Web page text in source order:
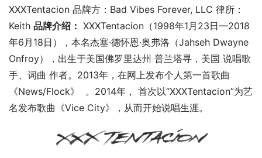
XXXTentacion 品牌方：Bad Vibes Forever, LLC 律所：
Keith 品牌介绍： XXXTentacion（1998年1月23日—2018
年6月18日），本名杰塞·德怀恩·奥弗洛（Jahseh Dwayne
Onfroy），出生于美国佛罗里达州 普兰塔寻，美国 说唱歌
手、词曲 作者。2013年，在网上发布个人第一首歌曲
《News/Flock》 。2014年， 首次以“XXXTentacion”为艺
名发布歌曲《Vice City》，从而开始说唱生涯。